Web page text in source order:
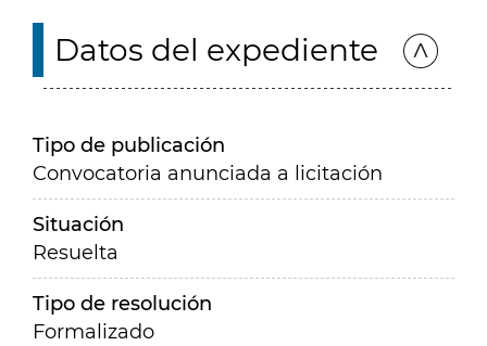
Datos del expediente
Tipo de publicación
Convocatoria anunciada a licitación
Situación
Resuelta
Tipo de resolución
Formalizado